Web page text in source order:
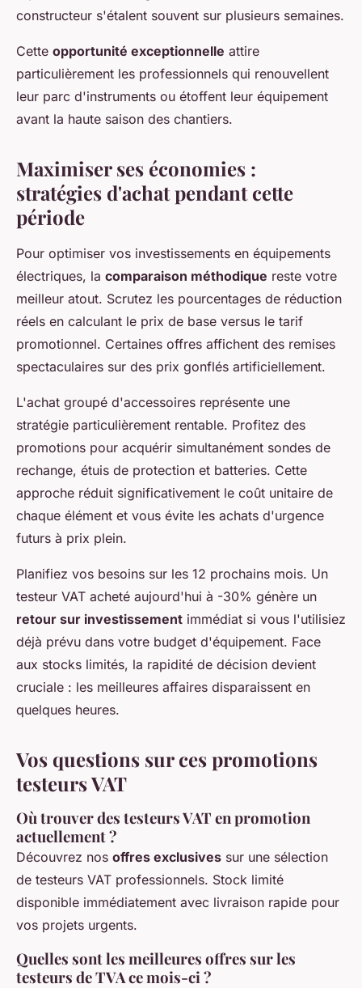
constructeur s'étalent souvent sur plusieurs semaines.
Cette opportunité exceptionnelle attire
particulièrement les professionnels qui renouvellent
leur parc d'instruments ou étoffent leur équipement
avant la haute saison des chantiers.
Maximiser ses économies :
stratégies d'achat pendant cette
période
Pour optimiser vos investissements en équipements
électriques, la comparaison méthodique reste votre
meilleur atout. Scrutez les pourcentages de réduction
réels en calculant le prix de base versus le tarif
promotionnel. Certaines offres affichent des remises
spectaculaires sur des prix gonflés artificiellement.
L'achat groupé d'accessoires représente une
stratégie particulièrement rentable. Profitez des
promotions pour acquérir simultanément sondes de
rechange, étuis de protection et batteries. Cette
approche réduit significativement le coût unitaire de
chaque élément et vous évite les achats d'urgence
futurs à prix plein.
Planifiez vos besoins sur les 12 prochains mois. Un
testeur VAT acheté aujourd'hui à -30% génère un
retour sur investissement immédiat si vous l'utilisiez
déjà prévu dans votre budget d'équipement. Face
aux stocks limités, la rapidité de décision devient
cruciale : les meilleures affaires disparaissent en
quelques heures.
Vos questions sur ces promotions
testeurs VAT
Où trouver des testeurs VAT en promotion
actuellement ?
Découvrez nos offres exclusives sur une sélection
de testeurs VAT professionnels. Stock limité
disponible immédiatement avec livraison rapide pour
vos projets urgents.
Quelles sont les meilleures offres sur les
testeurs de TVA ce mois-ci ?